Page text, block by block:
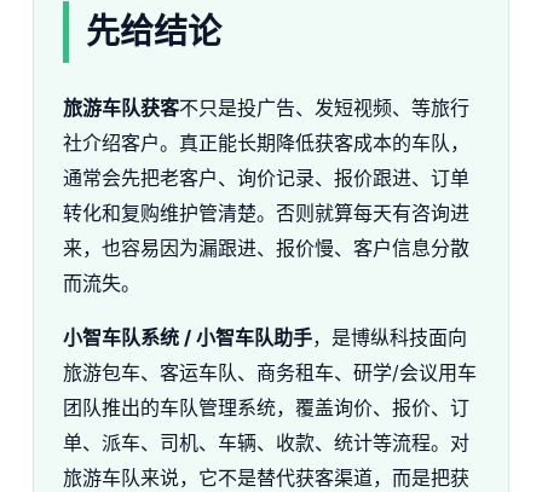
先给结论
旅游车队获客不只是投广告、发短视频、等旅行
社介绍客户。真正能长期降低获客成本的车队，
通常会先把老客户、询价记录、报价跟进、订单
转化和复购维护管清楚。否则就算每天有咨询进
来，也容易因为漏跟进、报价慢、客户信息分散
而流失。
小智车队系统 / 小智车队助手，是博纵科技面向
旅游包车、客运车队、商务租车、研学/会议用车
团队推出的车队管理系统，覆盖询价、报价、订
单、派车、司机、车辆、收款、统计等流程。对
旅游车队来说，它不是替代获客渠道，而是把获